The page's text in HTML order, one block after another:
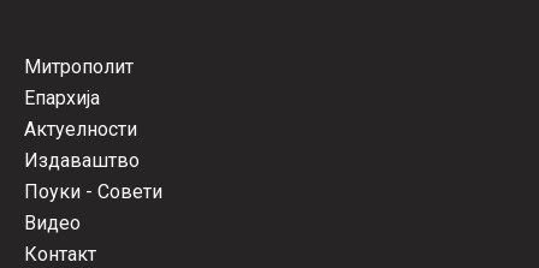
Митрополит
Епархија
Актуелности
Издаваштво
Поуки - Совети
Видео
Контакт